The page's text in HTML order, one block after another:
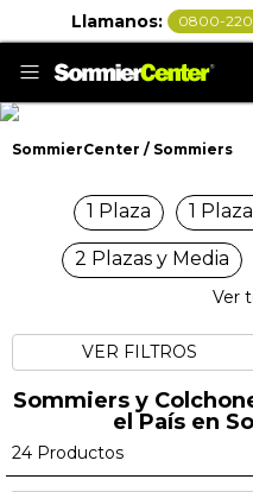
Llamanos: 0800-
SommierCenter Sommiers
Sommiers
1 Plaza 1
2 Plazas y Media
Ver
VER FILTROS
Sommiers y
el País en
24 Productos